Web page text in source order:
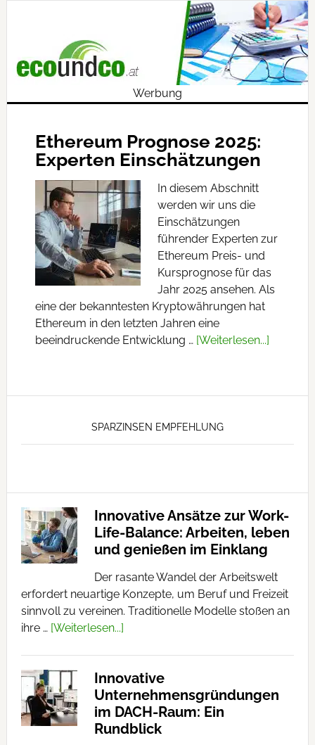
Werbung
Ethereum Prognose 2025:
Experten Einschätzungen
In diesem Abschnitt
werden wir uns die
Einschätzungen
führender Experten zur
Ethereum Preis- und
Kursprognose für das
Jahr 2025 ansehen. Als
eine der bekanntesten Kryptowährungen hat
Ethereum in den letzten Jahren eine
beeindruckende Entwicklung … [Weiterlesen...]
SPARZINSEN EMPFEHLUNG
Innovative Ansätze zur Work-
Life-Balance: Arbeiten, leben
und genießen im Einklang
Der rasante Wandel der Arbeitswelt
erfordert neuartige Konzepte, um Beruf und Freizeit
sinnvoll zu vereinen. Traditionelle Modelle stoßen an
ihre … [Weiterlesen...]
Innovative
Unternehmensgründungen
im DACH-Raum: Ein
Rundblick